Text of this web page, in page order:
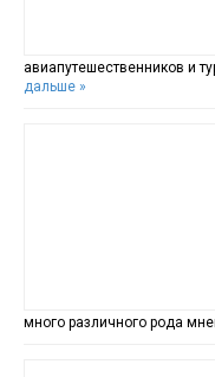
авиапутешественников и
дальше »
много различного рода